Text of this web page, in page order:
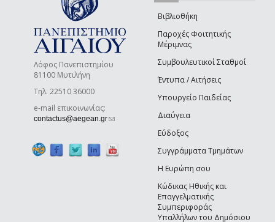
Λόφος Πανεπιστημίου
81100 Μυτιλήνη
Τηλ. 22510 36000
e-mail επικοινωνίας:
contactus@aegean.gr(link sends e-mail)
Βιβλιοθήκη
Παροχές Φοιτητικής
Μέριμνας
Συμβουλευτικοί Σταθμοί
Έντυπα / Αιτήσεις
Υπουργείο Παιδείας
Διαύγεια
Εύδοξος
Συγγράμματα Τμημάτων
Η Ευρώπη σου
Κώδικας Ηθικής και
Επαγγελματικής
Συμπεριφοράς
Υπαλλήλων του Δημόσιου